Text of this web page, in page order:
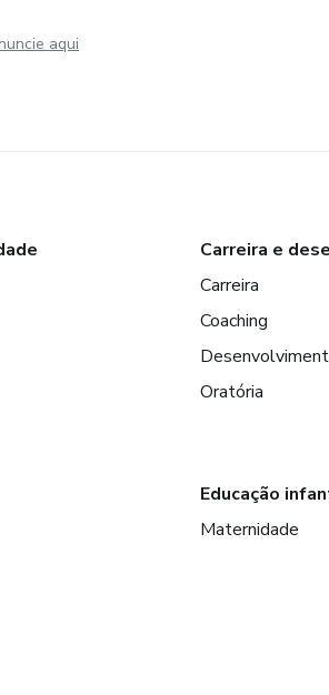
aqui
Carreira e
Carreira
Coaching
Oratória
Educação
Maternidade